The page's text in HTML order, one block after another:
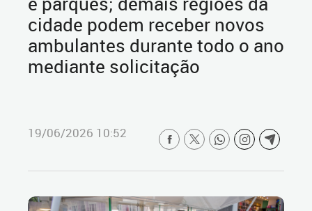
cidade podem receber novos
ambulantes durante todo o ano
mediante solicitação
19/06/2026 10:52